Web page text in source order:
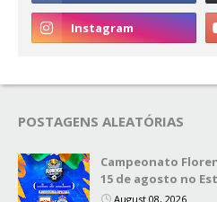
POSTAGENS ALEATÓRIAS
Campeonato
15 de agosto no
August 08, 2026